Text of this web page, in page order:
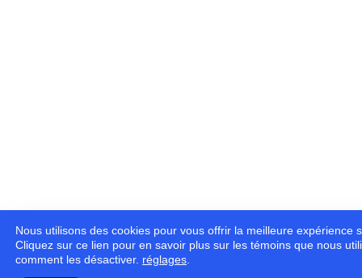
Nous utilisons des cookies pour vous offrir la meilleure expérience
Cliquez sur ce lien pour en savoir plus sur les témoins que nous
comment les désactiver. réglages